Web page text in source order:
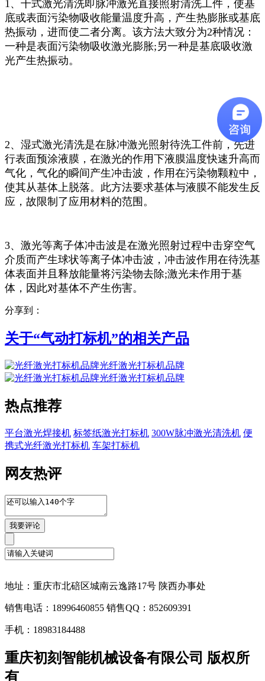
1、干式激光清洗即脉冲激光直接照射清洗工件，使基
底或表面污染物吸收能量温度升高，产生热膨胀或基底
热振动，进而使二者分离。该方法大致分为2种情况：
一种是表面污染物吸收激光膨胀;另一种是基底吸收激
光产生热振动。
2、湿式激光清洗是在脉冲激光照射待洗工件前，先进
行表面预涂液膜，在激光的作用下液膜温度快速升高而
气化，气化的瞬间产生冲击波，作用在污染物颗粒中，
使其从基体上脱落。此方法要求基体与液膜不能发生反
应，故限制了应用材料的范围。
3、激光等离子体冲击波是在激光照射过程中击穿空气
介质而产生球状等离子体冲击波，冲击波作用在待洗基
体表面并且释放能量将污染物去除;激光未作用于基
体，因此对基体不产生伤害。
分享到：
关于“气动打标机”的相关产品
光纤激光打标机品牌
光纤激光打标机品牌
热点推荐
平台激光焊接机 标签纸激光打标机 300W脉冲激光清洗机 便
携式光纤激光打标机 车架打标机
网友热评
地址：重庆市北碚区城南云逸路17号 陕西办事处
销售电话：18996460855 销售QQ：852609391
手机：18983184488
重庆初刻智能机械设备有限公司 版权所
有